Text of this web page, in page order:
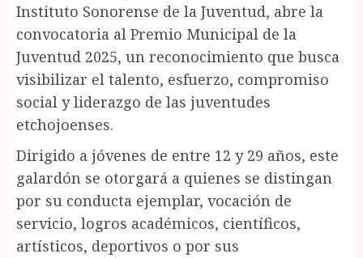
Instituto Sonorense de la Juventud, abre la
convocatoria al Premio Municipal de la
Juventud 2025, un reconocimiento que busca
visibilizar el talento, esfuerzo, compromiso
social y liderazgo de las juventudes
etchojoenses.
Dirigido a jóvenes de entre 12 y 29 años, este
galardón se otorgará a quienes se distingan
por su conducta ejemplar, vocación de
servicio, logros académicos, científicos,
artísticos, deportivos o por sus